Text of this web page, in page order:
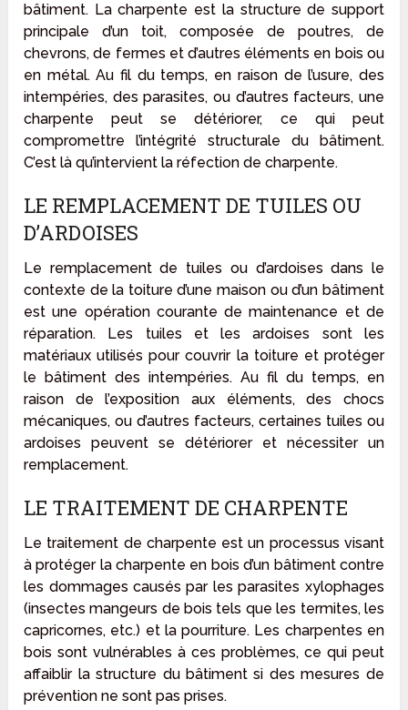
bâtiment. La charpente est la structure de support
principale d’un toit, composée de poutres, de
chevrons, de fermes et d’autres éléments en bois ou
en métal. Au fil du temps, en raison de l’usure, des
intempéries, des parasites, ou d’autres facteurs, une
charpente peut se détériorer, ce qui peut
compromettre l’intégrité structurale du bâtiment.
C’est là qu’intervient la réfection de charpente.
LE REMPLACEMENT DE TUILES OU
D’ARDOISES
Le remplacement de tuiles ou d’ardoises dans le
contexte de la toiture d’une maison ou d’un bâtiment
est une opération courante de maintenance et de
réparation. Les tuiles et les ardoises sont les
matériaux utilisés pour couvrir la toiture et protéger
le bâtiment des intempéries. Au fil du temps, en
raison de l’exposition aux éléments, des chocs
mécaniques, ou d’autres facteurs, certaines tuiles ou
ardoises peuvent se détériorer et nécessiter un
remplacement.
LE TRAITEMENT DE CHARPENTE
Le traitement de charpente est un processus visant
à protéger la charpente en bois d’un bâtiment contre
les dommages causés par les parasites xylophages
(insectes mangeurs de bois tels que les termites, les
capricornes, etc.) et la pourriture. Les charpentes en
bois sont vulnérables à ces problèmes, ce qui peut
affaiblir la structure du bâtiment si des mesures de
prévention ne sont pas prises.